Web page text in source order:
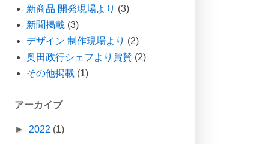
新商品 開発現場より (3)
新聞掲載 (3)
デザイン 制作現場より (2)
奥田政行シェフより賞賛 (2)
その他掲載 (1)
アーカイブ
► 2022 (1)